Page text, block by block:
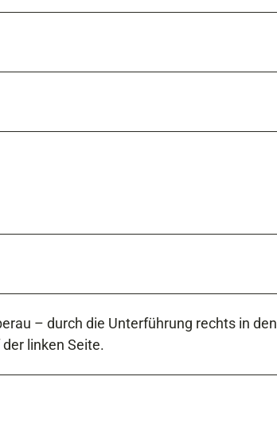
– durch die Unterführung rechts in den
linken Seite.